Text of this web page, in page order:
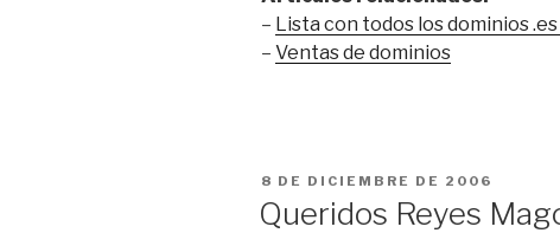
– Lista con todos los dominios
– Ventas de dominios
PUBLICADO
8 DE DICIEMBRE DE 2006
Queridos Reyes